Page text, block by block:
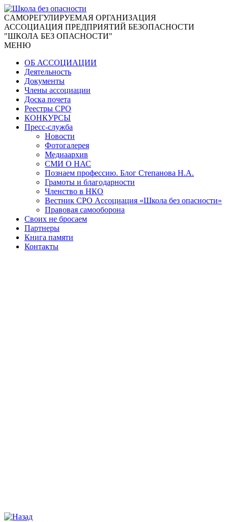
CАМОРЕГУЛИРУЕМАЯ ОРГАНИЗАЦИЯ
АССОЦИАЦИЯ ПРЕДПРИЯТИЙ БЕЗОПАСНОСТИ
"ШКОЛА БЕЗ ОПАСНОСТИ"
МЕНЮ
ОБ АССОЦИАЦИИ
Деятельность
Документы
Члены ассоциации
Доска почета
Реестры СРО
КОНКУРСЫ
Пресс-служба
Новости
Фотогалерея
Медиаархив
СМИ О НАС
Познаем профессию. Блог Степанова Н.А.
Грамоты и благодарности
Членство в НКО
Вестник СРО Ассоциация «Школа без опасности»
Правовая самооборона
Своих не бросаем
Партнеры
Книга памяти
Контакты